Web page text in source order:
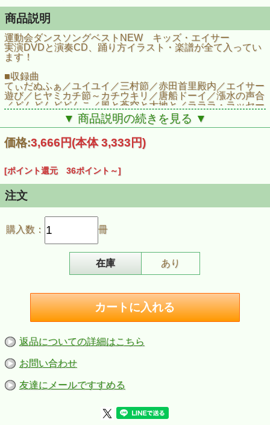
商品説明
運動会ダンスソングベストNEW キッズ・エイサー
実演DVDと演奏CD、踊り方イラスト・楽譜が全て入ってい
ます！
■収録曲
てぃだぬふぁ／ユイユイ／三村節／赤田首里殿内／エイサー
遊び／ヒヤミカチ節～カチウキリ／唐船ドーイ／漲水の声合
／どんどんどどんこ／風と蒼空と大地と／ラララ・ラッセー
ラ／ロック音頭八木節／キッズ・ソーラン
▼ 商品説明の続きを見る ▼
価格:3,666円(本体 3,333円)
[ポイント還元 36ポイント～]
注文
購入数： 冊
在庫 あり
返品についての詳細はこちら
お問い合わせ
友達にメールですすめる